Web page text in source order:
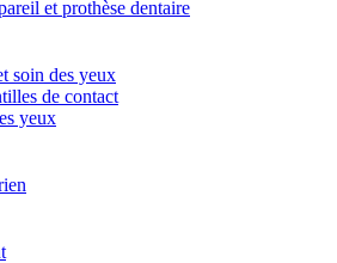
et prothèse dentaire
soin des yeux
de contact
yeux